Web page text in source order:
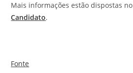
Mais informações estão dispostas no
Candidato.
Fonte